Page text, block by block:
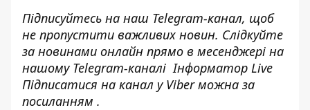
Підписуйтесь на наш Telegram-канал, щоб
не пропустити важливих новин. Слідкуйте
за новинами онлайн прямо в месенджері на
нашому Telegram-каналіІнформатор Live
Підписатися на канал у Viber можна за
посиланням .